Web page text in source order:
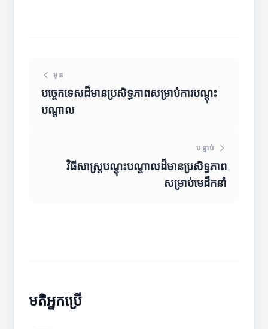
មុន
បច្ចេកទេសដ៏មានប្រសិទ្ធភាពសម្រាប់ការបណ្តុះ
បណ្តាល
បន្ទាប់
វិធីសាស្ត្របណ្តុះបណ្តាលដ៏មានប្រសិទ្ធភាព
សម្រាប់មេដឹកនាំ
មតិអ្នកប្រើ